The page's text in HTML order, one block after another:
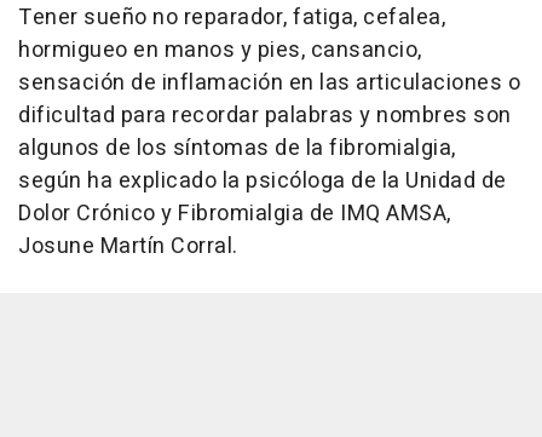
Tener sueño no reparador, fatiga, cefalea,
hormigueo en manos y pies, cansancio,
sensación de inflamación en las articulaciones o
dificultad para recordar palabras y nombres son
algunos de los síntomas de la fibromialgia,
según ha explicado la psicóloga de la Unidad de
Dolor Crónico y Fibromialgia de IMQ AMSA,
Josune Martín Corral.